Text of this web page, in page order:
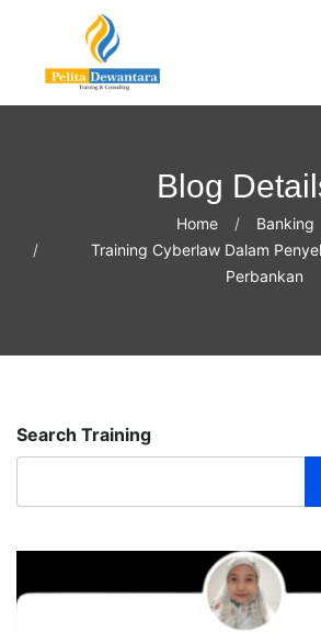
Blog
Home
Banking
Training Cyberlaw Dalam
Perbankan
Search Training